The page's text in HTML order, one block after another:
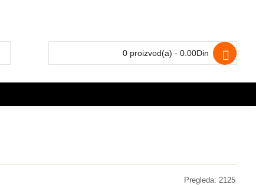
0 proizvod(a) - 0.00Din
Pregleda: 2125